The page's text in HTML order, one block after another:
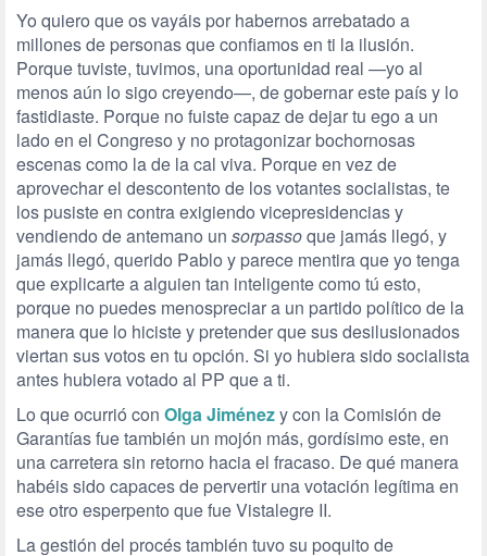
Yo quiero que os vayáis por habernos arrebatado a
millones de personas que confiamos en ti la ilusión.
Porque tuviste, tuvimos, una oportunidad real —yo al
menos aún lo sigo creyendo—, de gobernar este país y lo
fastidiaste. Porque no fuiste capaz de dejar tu ego a un
lado en el Congreso y no protagonizar bochornosas
escenas como la de la cal viva. Porque en vez de
aprovechar el descontento de los votantes socialistas, te
los pusiste en contra exigiendo vicepresidencias y
vendiendo de antemano un sorpassoque jamás llegó, y
jamás llegó, querido Pablo y parece mentira que yo tenga
que explicarte a alguien tan inteligente como tú esto,
porque no puedes menospreciar a un partido político de la
manera que lo hiciste y pretender que sus desilusionados
viertan sus votos en tu opción. Si yo hubiera sido socialista
antes hubiera votado al PP que a ti.
Lo que ocurrió con Olga Jiménezy con la Comisión de
Garantías fue también un mojón más, gordísimo este, en
una carretera sin retorno hacia el fracaso. De qué manera
habéis sido capaces de pervertir una votación legítima en
ese otro esperpento que fue Vistalegre II.
La gestión del procés también tuvo su poquito de